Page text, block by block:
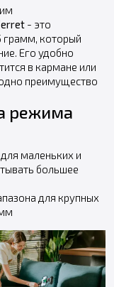
- это
грамм, который
Его удобно
в кармане или
преимущество
режима
маленьких и
большее
для крупных